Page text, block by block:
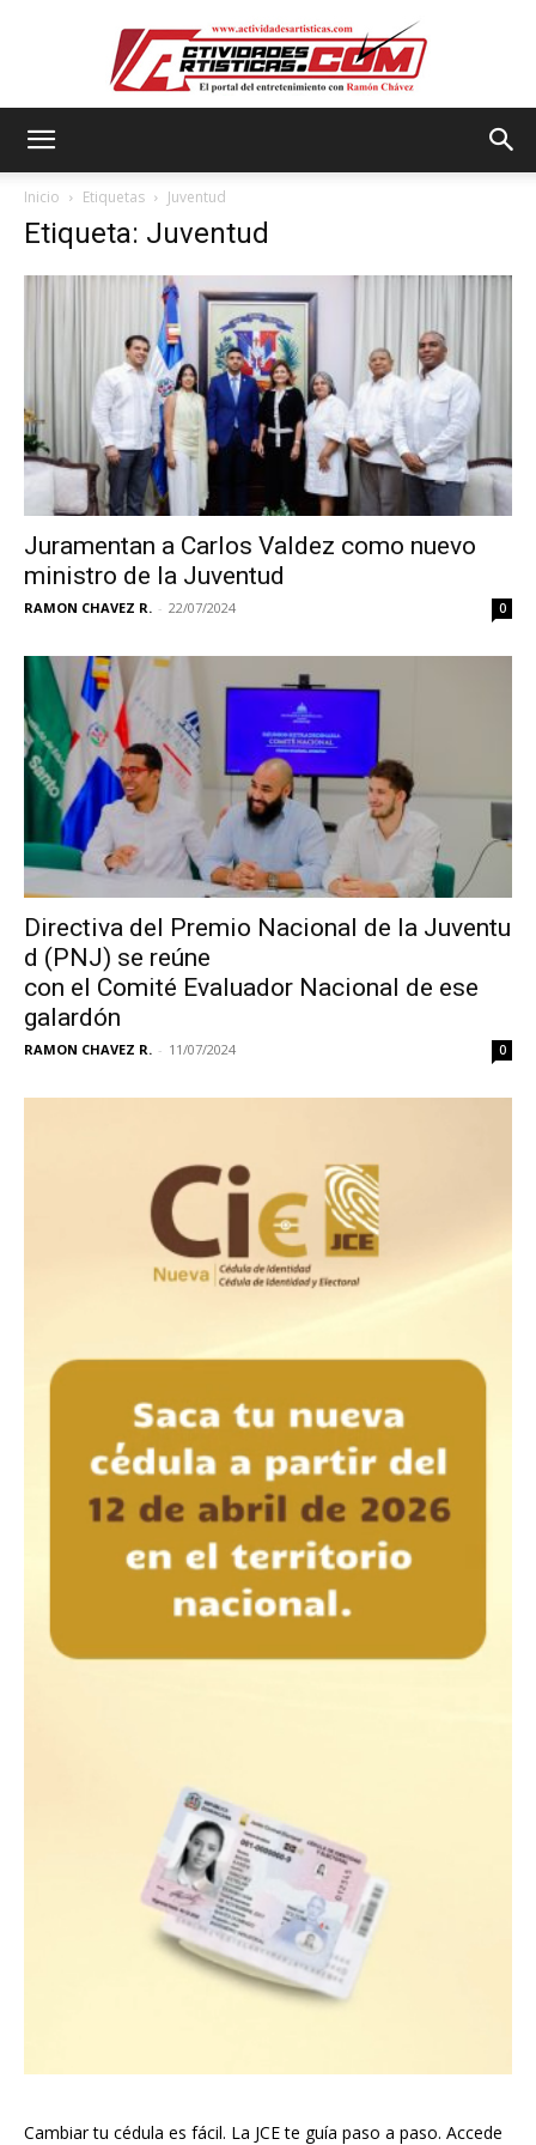
Inicio Etiquetas Juventud
Etiqueta: Juventud
Juramentan a Carlos Valdez como nuevo
ministro de la Juventud
RAMON CHAVEZ R. - 22/07/2024 0
Directiva del Premio Nacional de la Juventu
d (PNJ) se reúne
con el Comité Evaluador Nacional de ese
galardón
RAMON CHAVEZ R. - 11/07/2024 0
Cambiar tu cédula es fácil. La JCE te guía paso a paso. Accede